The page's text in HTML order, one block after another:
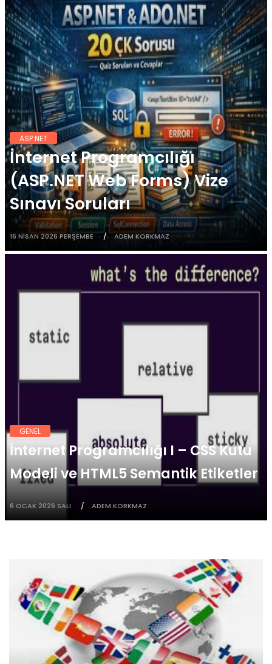
ASP.NET
İnternet Programcılığı
(ASP.NET Web Forms) Vize
Sınavı Soruları
16 NISAN 2026 PERŞEMBE ADEM KORKMAZ
GENEL
İnternet Programcılığı I – CSS Kutu
Modeli ve HTML5 Semantik Etiketler
6 OCAK 2026 SALI ADEM KORKMAZ